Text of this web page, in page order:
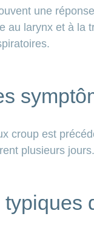
une
au larynx et à la
croup est
plusieurs jours.